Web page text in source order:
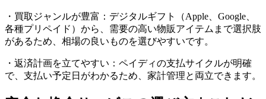
・買取ジャンルが豊富：デジタルギフト（Apple、Google、
各種プリペイド）から、需要の高い物販アイテムまで選択肢
があるため、相場の良いものを選びやすいです。
・返済計画を立てやすい：ペイディの支払サイクルが明確
で、支払い予定日がわかるため、家計管理と両立できます。